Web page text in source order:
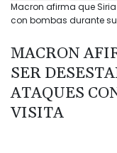
Macron afirma que
con bombas durante su
MACRON
SER
ATAQUES
VISITA